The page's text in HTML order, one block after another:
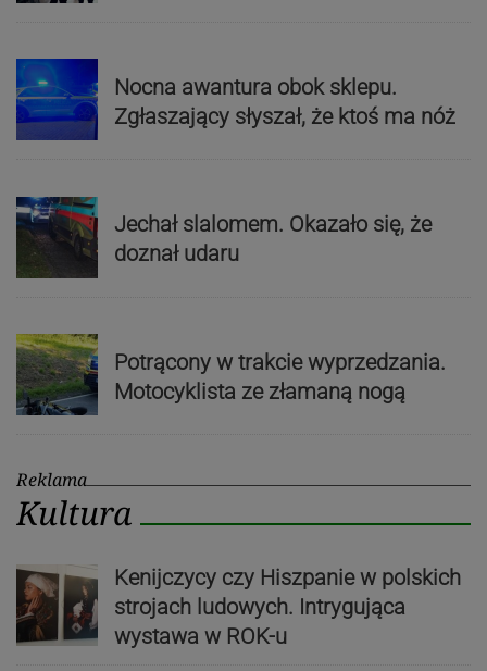
Nocna awantura obok sklepu.
Zgłaszający słyszał, że ktoś ma nóż
Jechał slalomem. Okazało się, że
doznał udaru
Potrącony w trakcie wyprzedzania.
Motocyklista ze złamaną nogą
Reklama
Kultura
Kenijczycy czy Hiszpanie w polskich
strojach ludowych. Intrygująca
wystawa w ROK-u